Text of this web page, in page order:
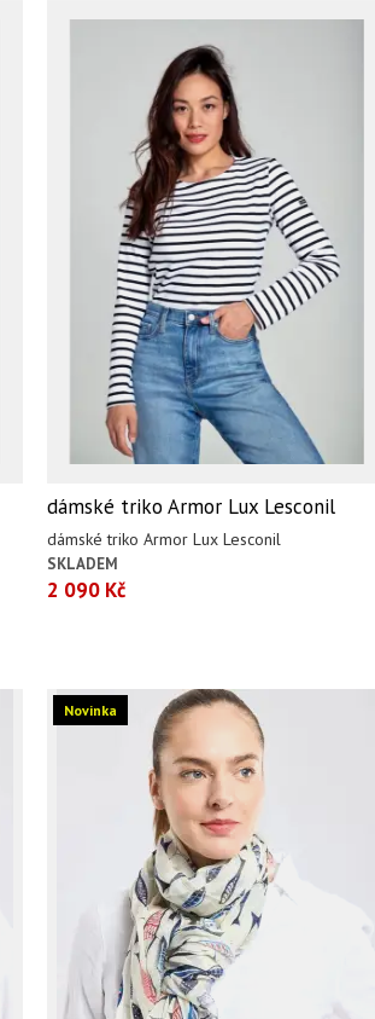
dámské triko Armor Lux Lesconil
dámské triko Armor Lux Lesconil
SKLADEM
2 090 Kč
Novinka